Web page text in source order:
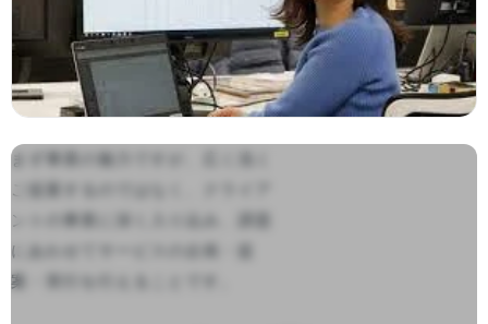
まず事業の魅力ですが、広く浅く
ントの事業に深く入り込み、課題
にあわせてサービスの企画・提
案・実行を行えることです。